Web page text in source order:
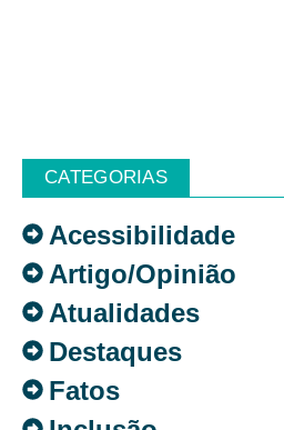
CATEGORIAS
Acessibilidade
Artigo/Opinião
Atualidades
Destaques
Fatos